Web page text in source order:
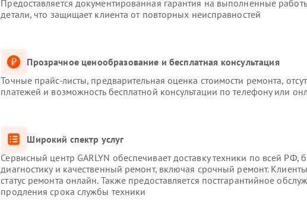
Предоставляется документированная гарантия на выполненные
детали, что защищает клиента от повторных неисправностей
Прозрачное ценообразование и бесплатная консультация
Точные прайс-листы, предварительная оценка стоимости ремонта,
платежей и возможность бесплатной консультации по телефону или
Широкий спектр услуг
Сервисный центр GARLYN обеспечивает доставку техники по всей РФ,
диагностику и качественный ремонт, включая срочный ремонт.
статус ремонта онлайн. Также предоставляется постгарантийное
продления срока службы техники